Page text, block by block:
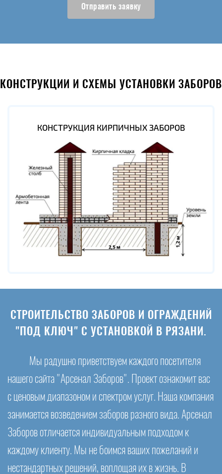
Отправить заявку
КОНСТРУКЦИИ И СХЕМЫ УСТАНОВКИ ЗАБОРОВ
КОНСТРУКЦИЯ КИРПИЧНЫХ ЗАБОРОВ
СТРОИТЕЛЬСТВО ЗАБОРОВ И ОГРАЖДЕНИЙ
"ПОД КЛЮЧ" С УСТАНОВКОЙ В РЯЗАНИ.
Мы радушно приветствуем каждого посетителя
нашего сайта "Арсенал Заборов". Проект ознакомит вас
с ценовым диапазоном и спектром услуг. Наша компания
занимается возведением заборов разного вида. Арсенал
Заборов отличается индивидуальным подходом к
каждому клиенту. Мы не боимся ваших пожеланий и
нестандартных решений, воплощая их в жизнь. В